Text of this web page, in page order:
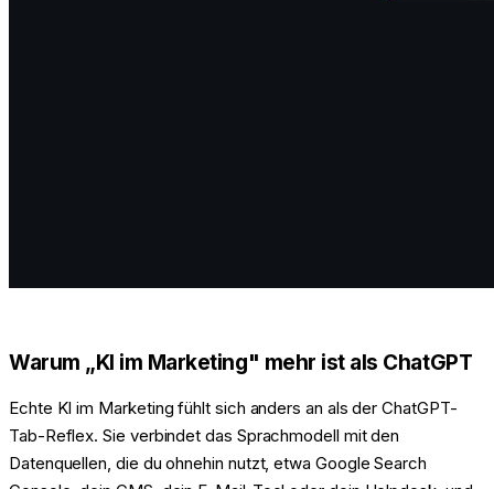
Warum „KI im Marketing" mehr ist als ChatGPT
Echte KI im Marketing fühlt sich anders an als der ChatGPT-
Tab-Reflex. Sie verbindet das Sprachmodell mit den
Datenquellen, die du ohnehin nutzt, etwa Google Search